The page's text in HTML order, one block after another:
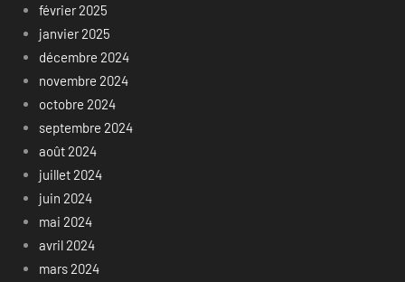
février 2025
janvier 2025
décembre 2024
novembre 2024
octobre 2024
septembre 2024
août 2024
juillet 2024
juin 2024
mai 2024
avril 2024
mars 2024